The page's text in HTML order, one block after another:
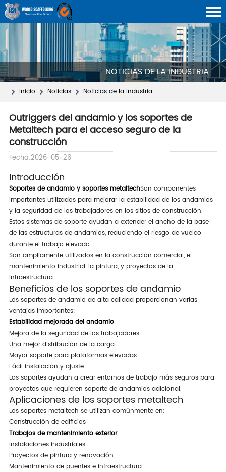
NOTICIAS DE LA INDUSTRIA
Inicio Noticias Noticias de la industria
Outriggers del andamio y los soportes de
Metaltech para el acceso seguro de la
construcción
Fecha:2026-05-26
Introducción
Soportes de andamio y soportes metaltechSon componentes
importantes utilizados para mejorar la estabilidad de los andamios
y la seguridad de los trabajadores en los sitios de construcción.
Estos sistemas de soporte ayudan a extender el ancho de la base
de las estructuras de andamios, reduciendo el riesgo de vuelco
durante el trabajo elevado.
Son ampliamente utilizados en la construcción comercial, el
mantenimiento industrial, la pintura, y proyectos de la
infraestructura.
Beneficios de los soportes de andamio
Los soportes de andamio de alta calidad proporcionan varias
ventajas importantes:
Estabilidad mejorada del andamio
Mejora de la seguridad de los trabajadores
Una mejor distribución de la carga
Mayor soporte para plataformas elevadas
Fácil instalación y ajuste
Los soportes ayudan a crear entornos de trabajo más seguros para
proyectos que requieren soporte de andamios adicional.
Aplicaciones de los soportes metaltech
Los soportes metaltech se utilizan comúnmente en:
Construcción de edificios
Trabajos de mantenimiento exterior
Instalaciones industriales
Proyectos de pintura y renovación
Mantenimiento de puentes e infraestructura